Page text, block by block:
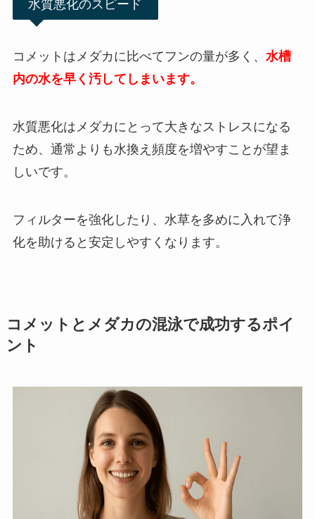
水質悪化のスピード
コメットはメダカに比べてフンの量が多く、 水槽
内の水を早く汚してしまいます。
水質悪化はメダカにとって大きなストレスになる
ため、通常よりも水換え頻度を増やすことが望ま
しいです。
フィルターを強化したり、水草を多めに入れて浄
化を助けると安定しやすくなります。
コメットとメダカの混泳で成功するポイ
ント